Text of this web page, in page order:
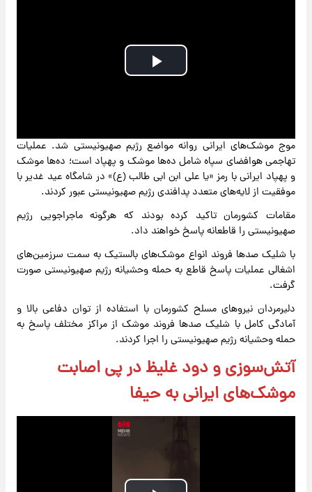
Play
موج موشک‌های ایرانی روانه مواضع رژیم صهیونیستی شد. عملیات
تهاجمی هوافضای سپاه شامل ده‌ها موشک و پهپاد است؛ ده‌ها موشک
و پهپاد ایرانی با رمز «یا علی ابن ابی طالب (ع)» در شامگاه عید غدیر با
موفقیت از لایه‌های متعدد پدافندی رژیم صهیونیستی عبور کردند.
مقامات کشورمان تاکید کرده بودند که هرگونه ماجراجویی رژیم
صهیونیستی را قاطعانه پاسخ خواهند داد.
با شلیک صدها فروند انواع موشک‌های بالستیک به سمت سرزمین‌های
اشغالی عملیات پاسخ قاطع به حمله وحشیانه رژیم صهیونیستی صورت
گرفت.
دلیرمردان نیروهای مسلح کشورمان با استفاده از توان دفاعی بالا و
آمادگی کامل با شلیک صدها فروند موشک از مراکز مختلف پاسخ به
حمله وحشیانه رژیم صهیونیستی را اجرا کردند.
آتش‌سوزی و دود غلیظ در پی اصابت
موشک‌های ایرانی به حیفا